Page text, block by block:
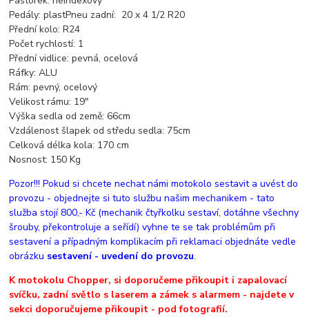
Pedály: plastPneu zadní: 20 x 4 1/2 R20
Přední kolo: R24
Počet rychlostí: 1
Přední vidlice: pevná, ocelová
Ráfky: ALU
Rám: pevný, ocelový
Velikost rámu: 19"
Výška sedla od země: 66cm
Vzdálenost šlapek od středu sedla: 75cm
Celková délka kola: 170 cm
Nosnost: 150 Kg
Pozor!!! Pokud si chcete nechat námi motokolo sestavit a uvést do
provozu - objednejte si tuto službu našim mechanikem - tato
služba stojí 800,- Kč (mechanik čtyřkolku sestaví, dotáhne všechny
šrouby, překontroluje a seřídí) vyhne te se tak problémům při
sestavení a případným komplikacím při reklamaci objednáte vedle
obrázku sestavení - uvedení do provozu.
K motokolu Chopper, si doporučeme přikoupit i zapalovací
svíčku, zadní světlo s laserem a zámek s alarmem - najdete v
sekci doporučujeme přikoupit - pod fotografií.